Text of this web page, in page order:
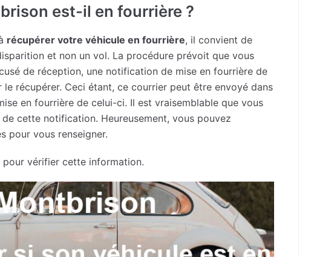
est-il en fourrière ?
récupérer votre véhicule en fourrière, il convient de
et non un vol. La procédure prévoit que vous
de réception, une notification de mise en fourrière de
récupérer. Ceci étant, ce courrier peut être envoyé dans
en fourrière de celui-ci. Il est vraisemblable que vous
cette notification. Heureusement, vous pouvez
pour vous renseigner.
vérifier cette information.